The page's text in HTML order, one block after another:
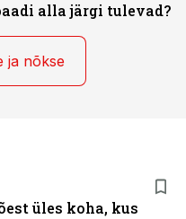
alla järgi tulevad?
ja nõkse
üles koha, kus